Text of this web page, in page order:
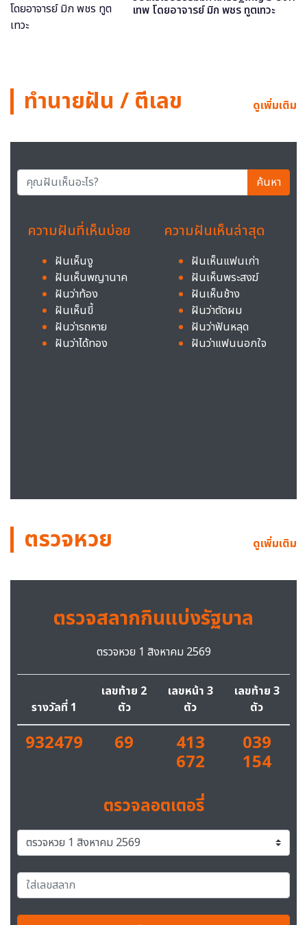
เทพ โดยอาจารย์ มิก พชร ทูตเทวะ
ทำนายฝัน / ตีเลข ดูเพิ่มเติม
ค้นหา
ความฝันที่เห็นบ่อย
ฝันเห็นงู
ฝันเห็นพญานาค
ฝันว่าท้อง
ฝันเห็นขี้
ฝันว่ารถหาย
ฝันว่าได้ทอง
ความฝันเห็นล่าสุด
ฝันเห็นแฟนเก่า
ฝันเห็นพระสงฆ์
ฝันเห็นช้าง
ฝันว่าตัดผม
ฝันว่าฟันหลุด
ฝันว่าแฟนนอกใจ
ตรวจหวย ดูเพิ่มเติม
ตรวจสลากกินแบ่งรัฐบาล
ตรวจหวย 1 สิงหาคม 2569
รางวัลที่ 1
เลขท้าย 2
ตัว
เลขหน้า 3
ตัว
เลขท้าย 3
ตัว
932479 69 413
672
039
154
ตรวจลอตเตอรี่